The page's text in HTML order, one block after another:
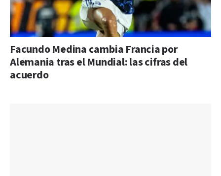
Facundo Medina cambia Francia por
Alemania tras el Mundial: las cifras del
acuerdo